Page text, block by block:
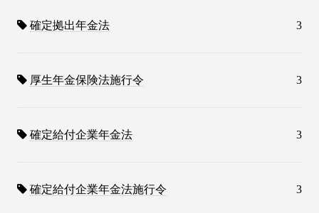
確定拠出年金法 3
厚生年金保険法施行令 3
確定給付企業年金法 3
確定給付企業年金法施行令 3